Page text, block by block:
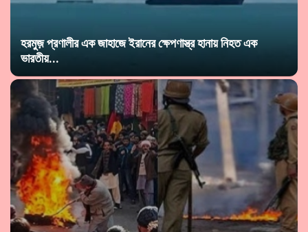
হরমুজ় প্রণালীর এক জাহাজে ইরানের ক্ষেপণাস্ত্র হানায় নিহত এক
ভারতীয়...